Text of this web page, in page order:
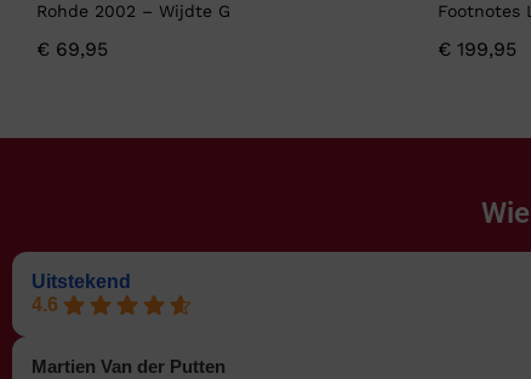
Rohde 2002 – Wijdte G
€ 69,95
Footnotes
€ 199,95
Uitstekend
4.6
Martien Van der Putten